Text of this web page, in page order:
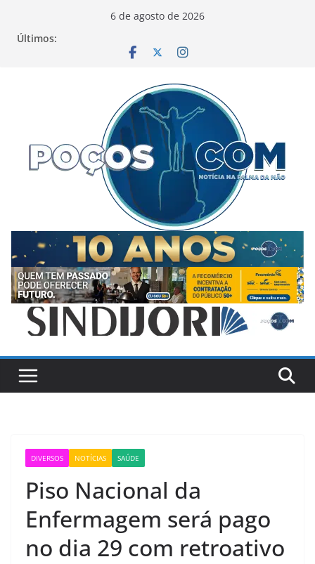
6 de agosto de 2026
Últimos:
DIVERSOS NOTÍCIAS SAÚDE
Piso Nacional da
Enfermagem será pago
no dia 29 com retroativo